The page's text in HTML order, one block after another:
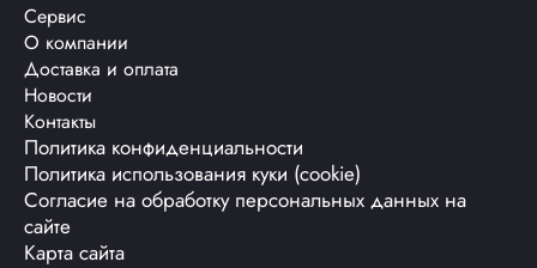
Сервис
О компании
Доставка и оплата
Новости
Контакты
Политика конфиденциальности
Политика использования куки (cookie)
Согласие на обработку персональных данных на
сайте
Карта сайта